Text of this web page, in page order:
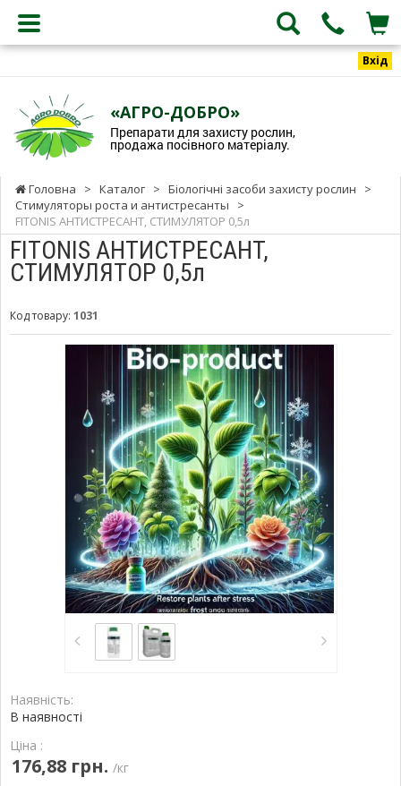
Вхід
«АГРО-ДОБРО»
Препарати для захисту рослин,
продажа посівного матеріалу.
Головна > Каталог > Біологічні засоби захисту рослин
>
Стимуляторы роста и антистресанты
>
FITONIS АНТИСТРЕСАНТ, СТИМУЛЯТОР 0,5л
FITONIS АНТИСТРЕСАНТ,
СТИМУЛЯТОР 0,5л
Код товару: 1031
Наявність:
В наявності
Ціна :
176,88 грн. /кг